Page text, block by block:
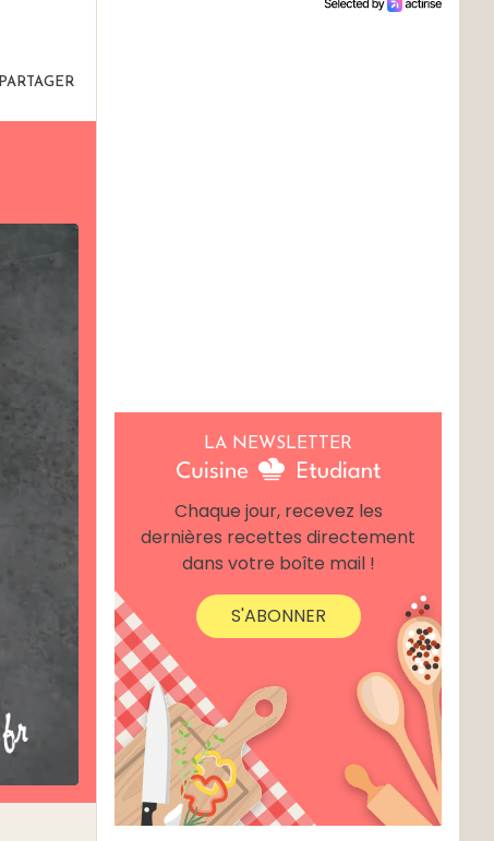
PARTAGER
LA NEWSLETTER
Chaque jour, recevez les
dernières recettes directement
dans votre boîte mail !
S'ABONNER